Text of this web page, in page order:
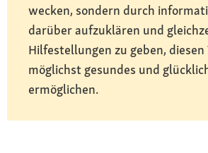
wecken, sondern durch
darüber aufzuklären und
Hilfestellungen zu geben, diesen
möglichst gesundes und
ermöglichen.